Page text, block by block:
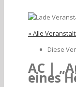
« Alle
Diese
AC |
eines